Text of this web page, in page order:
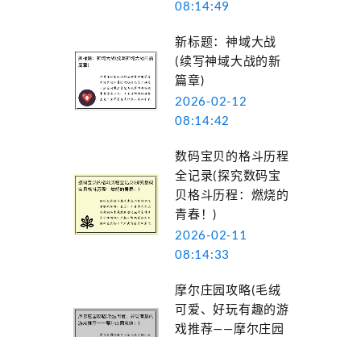
08:14:49
新标题：神域大战
(续写神域大战的新
篇章)
2026-02-12
08:14:42
数码宝贝的格斗历程
全记录(探究数码宝
贝格斗历程：燃烧的
青春！)
2026-02-11
08:14:33
摩尔庄园攻略(毛绒
可爱、好玩有趣的游
戏推荐——摩尔庄园